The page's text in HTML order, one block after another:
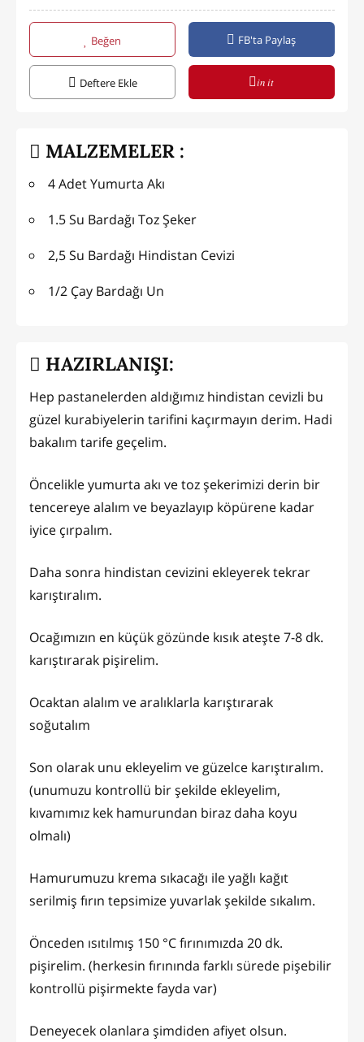
Beğen FB'ta Paylaş
Deftere Ekle in it
MALZEMELER :
4 Adet Yumurta Akı
1.5 Su Bardağı Toz Şeker
2,5 Su Bardağı Hindistan Cevizi
1/2 Çay Bardağı Un
HAZIRLANIŞI:
Hep pastanelerden aldığımız hindistan cevizli bu
güzel kurabiyelerin tarifini kaçırmayın derim. Hadi
bakalım tarife geçelim.
Öncelikle yumurta akı ve toz şekerimizi derin bir
tencereye alalım ve beyazlayıp köpürene kadar
iyice çırpalım.
Daha sonra hindistan cevizini ekleyerek tekrar
karıştıralım.
Ocağımızın en küçük gözünde kısık ateşte 7-8 dk.
karıştırarak pişirelim.
Ocaktan alalım ve aralıklarla karıştırarak
soğutalım
Son olarak unu ekleyelim ve güzelce karıştıralım.
(unumuzu kontrollü bir şekilde ekleyelim,
kıvamımız kek hamurundan biraz daha koyu
olmalı)
Hamurumuzu krema sıkacağı ile yağlı kağıt
serilmiş fırın tepsimize yuvarlak şekilde sıkalım.
Önceden ısıtılmış 150 °C fırınımızda 20 dk.
pişirelim. (herkesin fırınında farklı sürede pişebilir
kontrollü pişirmekte fayda var)
Deneyecek olanlara şimdiden afiyet olsun.